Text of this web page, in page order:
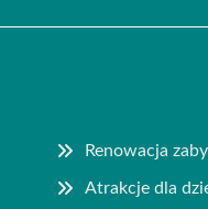
Renowacja
Atrakcje dla